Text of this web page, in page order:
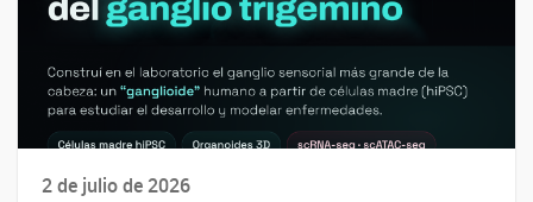
2 de julio de 2026